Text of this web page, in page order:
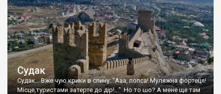
Судак
Судак... Вже чую крики в спину: "Ааа, попса! Муляжна фортеця!
Місце,туристами затерте до дір!..." Но то шо? А мене ще там